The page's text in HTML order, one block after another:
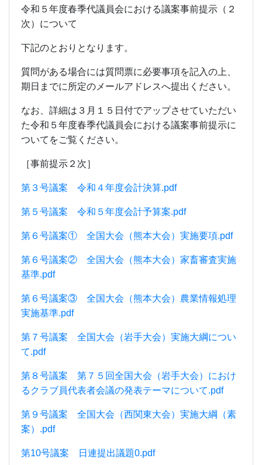
令和５年度春季代議員会における議案事前提示（２
次）について
下記のとおりとなります。
質問がある場合には質問票に必要事項を記入の上、
期日までに所定のメールアドレスへ提出ください。
なお、詳細は３月１５日付でアップさせていただい
た令和５年度春季代議員会における議案事前提示に
ついてをご覧ください。
［事前提示２次］
第３号議案 令和４年度会計決算.pdf
第５号議案 令和５年度会計予算案.pdf
第６号議案① 全国大会（熊本大会）実施要項.pdf
第６号議案② 全国大会（熊本大会）家畜審査実施
基準.pdf
第６号議案③ 全国大会（熊本大会）農業情報処理
実施基準.pdf
第７号議案 全国大会（岩手大会）実施大綱につい
て.pdf
第８号議案 第７５回全国大会（岩手大会）におけ
るクラブ員代表者会議の発表テーマについて.pdf
第９号議案 全国大会（西関東大会）実施大綱（素
案）.pdf
第10号議案 日連提出議題0.pdf